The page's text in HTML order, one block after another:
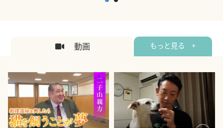
2026年5月12日
動画 もっと見る +